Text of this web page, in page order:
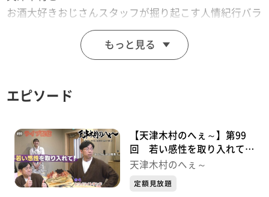
お酒大好きおじさんスタッフが掘り起こす人情紀行バラ
思わず「へぇ～」と言ってしまうこと「あると思いま
再編集したものです。
毎週金曜日 深夜０時１５分～ 絶賛放送中！！
もっと見る
エピソード
【天津木村のへぇ～】第99
回 若い感性を取り入れて！
ライブ配信シリーズ①
天津木村のへぇ～
定額見放題